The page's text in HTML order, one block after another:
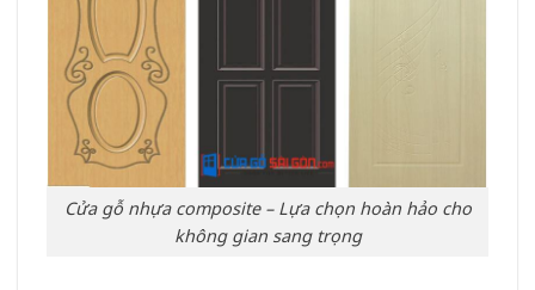
Cửa gỗ nhựa composite – Lựa chọn hoàn hảo cho
không gian sang trọng